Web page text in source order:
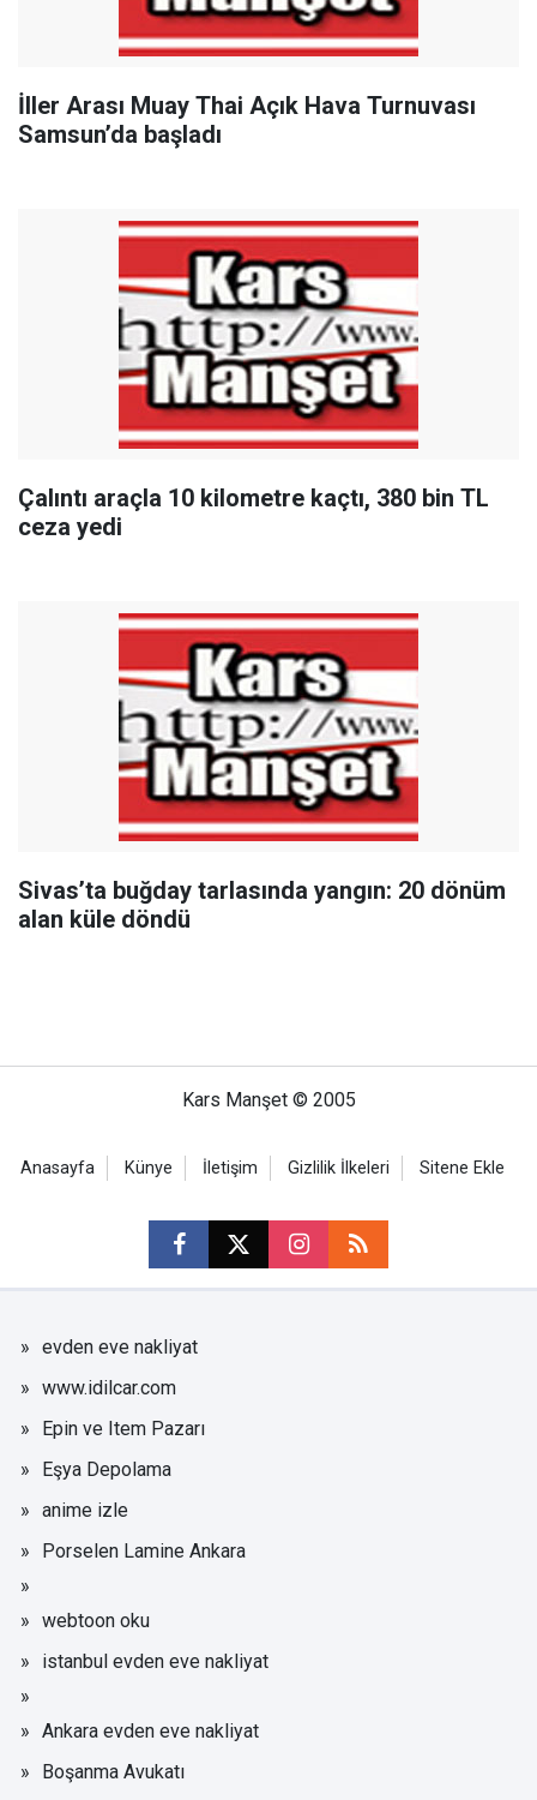
İller Arası Muay Thai Açık Hava Turnuvası
Samsun’da başladı
Çalıntı araçla 10 kilometre kaçtı, 380 bin TL
ceza yedi
Sivas’ta buğday tarlasında yangın: 20 dönüm
alan küle döndü
Kars Manşet © 2005
Anasayfa Künye İletişim Gizlilik İlkeleri Sitene Ekle
evden eve nakliyat
www.idilcar.com
Epin ve Item Pazarı
Eşya Depolama
anime izle
Porselen Lamine Ankara
webtoon oku
istanbul evden eve nakliyat
Ankara evden eve nakliyat
Boşanma Avukatı